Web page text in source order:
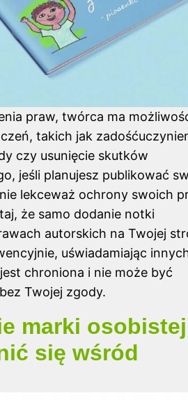
praw, twórca ma
takich jak
czy usunięcie skutków
jeśli planujesz publikować
lekceważ ochrony swoich
że samo dodanie notki
autorskich na Twojej
uświadamiając
chroniona i nie może być
Twojej zgody.
marki
się wśród